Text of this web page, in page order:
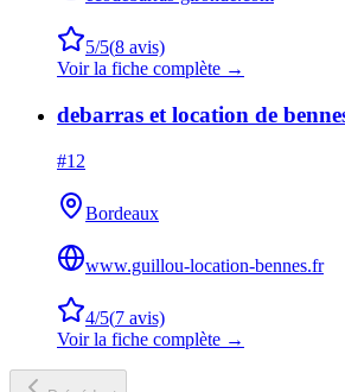
5/5(8 avis)
Voir la fiche complète →
debarras et location de
#12
Bordeaux
www.guillou-location-bennes.fr
4/5(7 avis)
Voir la fiche complète →